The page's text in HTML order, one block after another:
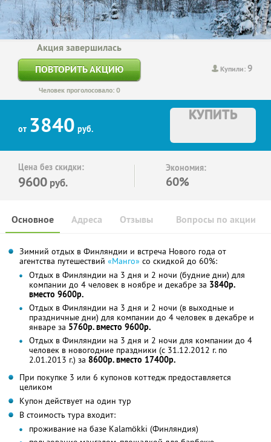
Купили:9
Акция завершилась
ПОВТОРИТЬ АКЦИЮ
Человек проголосовало: 0
от 3840 руб.
КУПИТЬ
Цена без скидки:
9600 руб.
Экономия:
60%
Основное Отзывы Вопросы по акции
Адреса
Зимний отдых в Финляндии и встреча Нового года от
агентства путешествий «Манго» со скидкой до 60%:
Отдых в Финляндии на 3 дня и 2 ночи (будние дни) для
компании до 4 человек в ноябре и декабре за 3840р.
вместо 9600р.
Отдых в Финляндии на 3 дня и 2 ночи (в выходные и
праздничные дни) для компании до 4 человек в декабре и
январе за 5760р. вместо 9600р.
Отдых в Финляндии на 3 дня и 2 ночи для компании до 4
человек в новогодние праздники (с 31.12.2012 г. по
2.01.2013 г.) за 8600р. вместо 17400р.
При покупке 3 или 6 купонов коттедж предоставляется
целиком
Купон действует на один тур
В стоимость тура входит:
проживание на базе Kalamökki (Финляндия)